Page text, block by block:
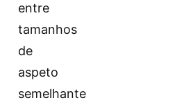
entre
tamanhos
de
aspeto
semelhante